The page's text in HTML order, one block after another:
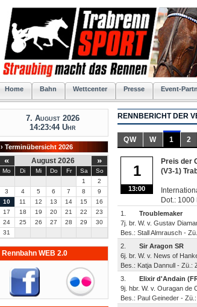
Home Bahn Wettcenter Presse Event-
7. August 2026
14:23:45 Uhr
› Terminübersicht 2026
« August 2026 »
Mo Di Mi Do Fr Sa
So
1
2
3
4 5 6 7 8
9
10
11 12 13 14 15
16
17
18 19 20 21 22
23
24
25 26 27 28 29
30
31
Rennbahn WEB 2.0
RENNBERICHT DER
QW W 1 2
1
13:00
Preis der
(V3-1)
Dot.: 1000
1. Troublemaker
7j. br. W. v. Gustav
Bes.: Stall Almrausch -
2.
Sir Aragon SR
6j. br. W. v. News of
Bes.: Katja Dannull - Zü.:
3.
Elixir d'Andain
9j. hbr. W. v. Ouragan de
Bes.: Paul Geineder -